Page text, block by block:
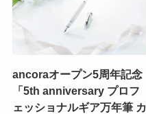
ancoraオープン5周年記念
「5th anniversary プロフ
ェッショナルギア万年筆 カ